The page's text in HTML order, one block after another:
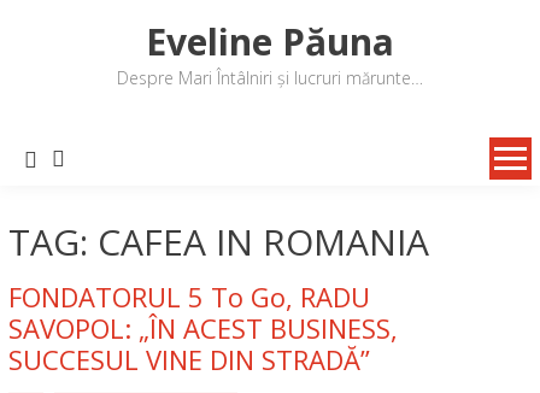
Eveline Păuna
Despre Mari Întâlniri și lucruri mărunte…
TAG: CAFEA IN ROMANIA
FONDATORUL 5 To Go, RADU
SAVOPOL: „ÎN ACEST BUSINESS,
SUCCESUL VINE DIN STRADĂ”